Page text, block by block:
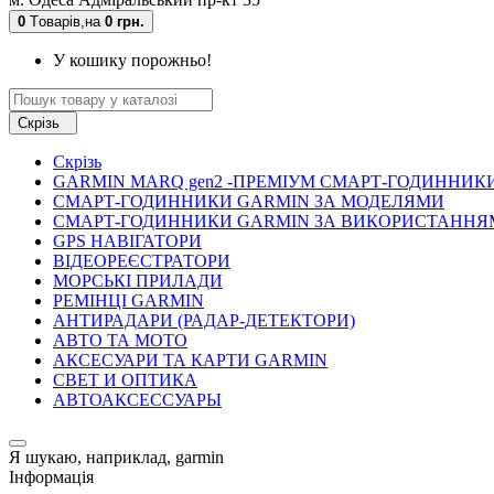
0 Tоварів,на 0 грн.
У кошику порожньо!
Скрізь
Скрізь
GARMIN MARQ gen2 -ПРЕМІУМ СМАРТ-
СМАРТ-ГОДИННИКИ GARMIN ЗА МОДЕЛЯМИ
СМАРТ-ГОДИННИКИ GARMIN ЗА
GPS НАВІГАТОРИ
ВІДЕОРЕЄСТРАТОРИ
МОРСЬКІ ПРИЛАДИ
РЕМІНЦІ GARMIN
АНТИРАДАРИ (РАДАР-ДЕТЕКТОРИ)
АВТО ТА МОТО
АКСЕСУАРИ ТА КАРТИ GARMIN
СВЕТ И ОПТИКА
АВТОАКСЕССУАРЫ
Я шукаю, наприклад, garmin
Інформація